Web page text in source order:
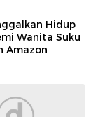
Hidup
Wanita Suku
Amazon